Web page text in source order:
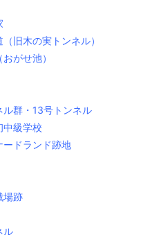
旧木の実トンネル）
がせ池）
ル群・13号トンネル
中級学校
ードランド跡地
場跡
ル